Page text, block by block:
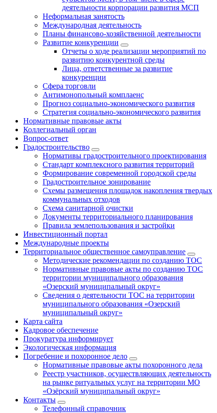
деятельности корпорации развития МСП
Неформальная занятость
Международная деятельность
Планы финансово-хозяйственной деятельности
Развитие конкуренции
Отчеты о ходе реализации мероприятий по
развитию конкурентной среды
Лица, ответственные за развитие
конкуренции
Сфера торговли
Антимонопольный комплаенс
Прогноз социально-экономического развития
Стратегия социально-экономического развития
Нормативные правовые акты
Коллегиальный орган
Вопрос-ответ
Градостроительство
Нормативы градостроительного проектирования
Стандарт комплексного развития территорий
Формирование современной городской среды
Градостроительное зонирование
Схемы размещения площадок накопления твердых
коммунальных отходов
Схема санитарной очистки
Документы территориального планирования
Правила землепользования и застройки
Инвестиционный портал
Международные проекты
Территориальное общественное самоуправление
Методические рекомендации по созданию ТОС
Нормативные правовые акты по созданию ТОС
территории муниципального образования
«Озерский муниципальный округ»
Сведения о деятельности ТОС на территории
муниципального образования «Озерский
муниципальный округ»
Карта сайта
Кадровое обеспечение
Прокуратура информирует
Экологическая информация
Погребение и похоронное дело
Нормативные правовые акты похоронного дела
Реестр участников, осуществляющих деятельность
на рынке ритуальных услуг на территории МО
«Озёрский муниципальный округ»
Контакты
Телефонный справочник